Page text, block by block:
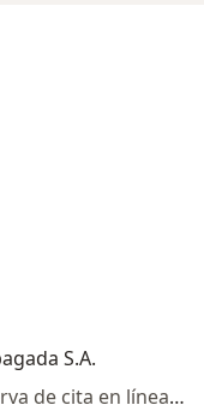
S.A.
Este especialista no ofrece reserva de cita en línea en esta dirección.